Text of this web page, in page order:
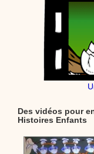
Des vidéos pour
Histoires Enfants